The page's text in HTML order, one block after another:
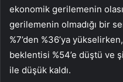
ekonomik gerilemenin
gerilemenin olmadığı bir
%7’den %36’ya
beklentisi %54’e düştü ve
ile düşük kaldı.